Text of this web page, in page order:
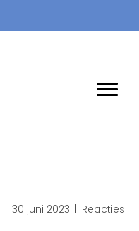
| 30 juni 2023 | Reacties